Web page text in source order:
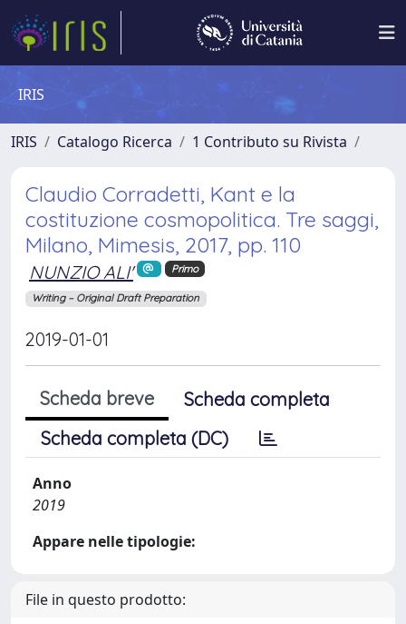
IRIS
IRIS Catalogo Ricerca 1 Contributo su Rivista
Claudio Corradetti, Kant e la
costituzione cosmopolitica. Tre saggi,
Milano, Mimesis, 2017, pp. 110
NUNZIO ALI' Primo
Writing – Original Draft Preparation
2019-01-01
Scheda breve
Scheda completa
Scheda completa (DC)
Anno
2019
Appare nelle tipologie:
File in questo prodotto: